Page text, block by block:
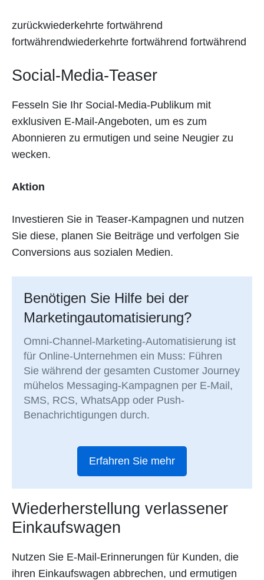
zurückwiederkehrte fortwährend
fortwährendwiederkehrte fortwährend fortwährend
Social-Media-Teaser
Fesseln Sie Ihr Social-Media-Publikum mit
exklusiven E-Mail-Angeboten, um es zum
Abonnieren zu ermutigen und seine Neugier zu
wecken.
Aktion
Investieren Sie in Teaser-Kampagnen und nutzen
Sie diese, planen Sie Beiträge und verfolgen Sie
Conversions aus sozialen Medien.
Benötigen Sie Hilfe bei der
Marketingautomatisierung?
Omni-Channel-Marketing-Automatisierung ist
für Online-Unternehmen ein Muss: Führen
Sie während der gesamten Customer Journey
mühelos Messaging-Kampagnen per E-Mail,
SMS, RCS, WhatsApp oder Push-
Benachrichtigungen durch.
Erfahren Sie mehr
Wiederherstellung verlassener
Einkaufswagen
Nutzen Sie E-Mail-Erinnerungen für Kunden, die
ihren Einkaufswagen abbrechen, und ermutigen